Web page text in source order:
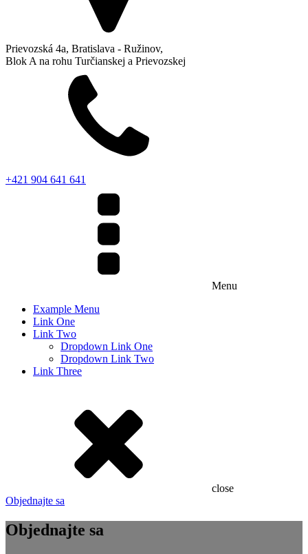
Prievozská 4a, Bratislava - Ružinov,
Blok A na rohu Turčianskej a Prievozskej
+421 904 641 641
Menu
Example Menu
Link One
Link Two
Dropdown Link One
Dropdown Link Two
Link Three
close
Objednajte sa
Objednajte sa